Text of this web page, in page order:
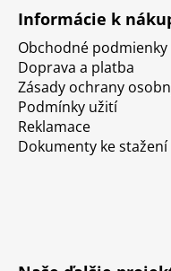
Informácie k
Obchodné podmienky
Doprava a platba
Zásady ochrany
Podmínky užití
Reklamace
Dokumenty ke stažení